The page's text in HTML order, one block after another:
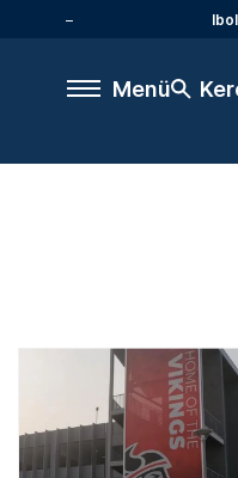
Menü